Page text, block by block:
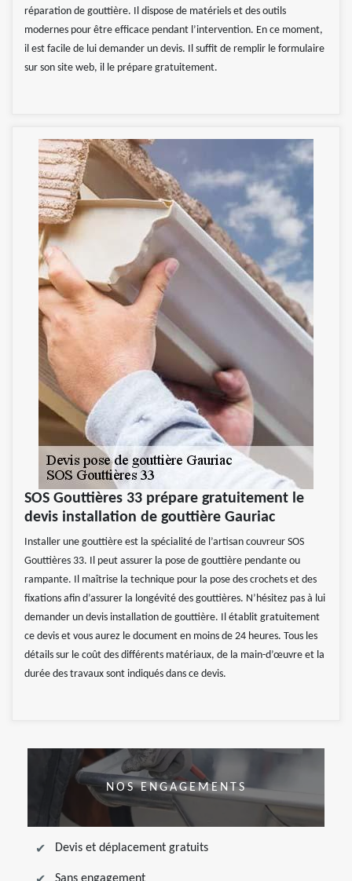
réparation de gouttière. Il dispose de matériels et des outils
modernes pour être efficace pendant l’intervention. En ce moment,
il est facile de lui demander un devis. Il suffit de remplir le formulaire
sur son site web, il le prépare gratuitement.
SOS Gouttières 33 prépare gratuitement le
devis installation de gouttière Gauriac
Installer une gouttière est la spécialité de l’artisan couvreur SOS
Gouttières 33. Il peut assurer la pose de gouttière pendante ou
rampante. Il maîtrise la technique pour la pose des crochets et des
fixations afin d’assurer la longévité des gouttières. N’hésitez pas à lui
demander un devis installation de gouttière. Il établit gratuitement
ce devis et vous aurez le document en moins de 24 heures. Tous les
détails sur le coût des différents matériaux, de la main-d’œuvre et la
durée des travaux sont indiqués dans ce devis.
NOS ENGAGEMENTS
Devis et déplacement gratuits